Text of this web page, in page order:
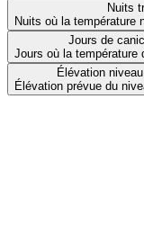
Nuits
Nuits où la température
Jours de
Jours où la température
Élévation
Élévation prévue du